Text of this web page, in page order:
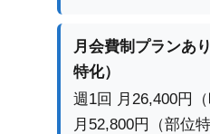
月会費制プランあ
特化）
週1回 月26,400円
月52,800円（部位